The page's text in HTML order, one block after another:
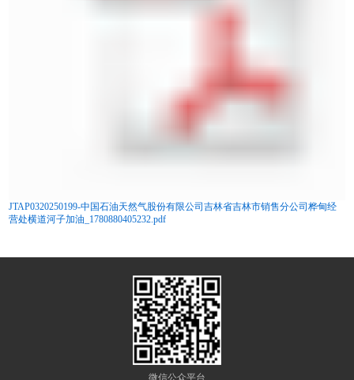
JTAP0320250199-中国石油天然气股份有限公司吉林省吉林市销售分公司桦甸经
营处横道河子加油_1780880405232.pdf
微信公众平台